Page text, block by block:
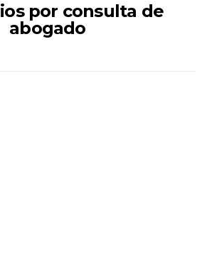
por consulta de
abogado